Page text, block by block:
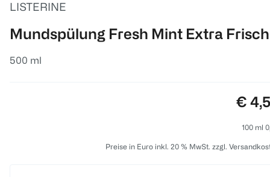
LISTERINE
Mundspülung Fresh Mint Extra Frisch
500 ml
€
100 ml
Preise in Euro inkl. 20 % MwSt. zzgl.